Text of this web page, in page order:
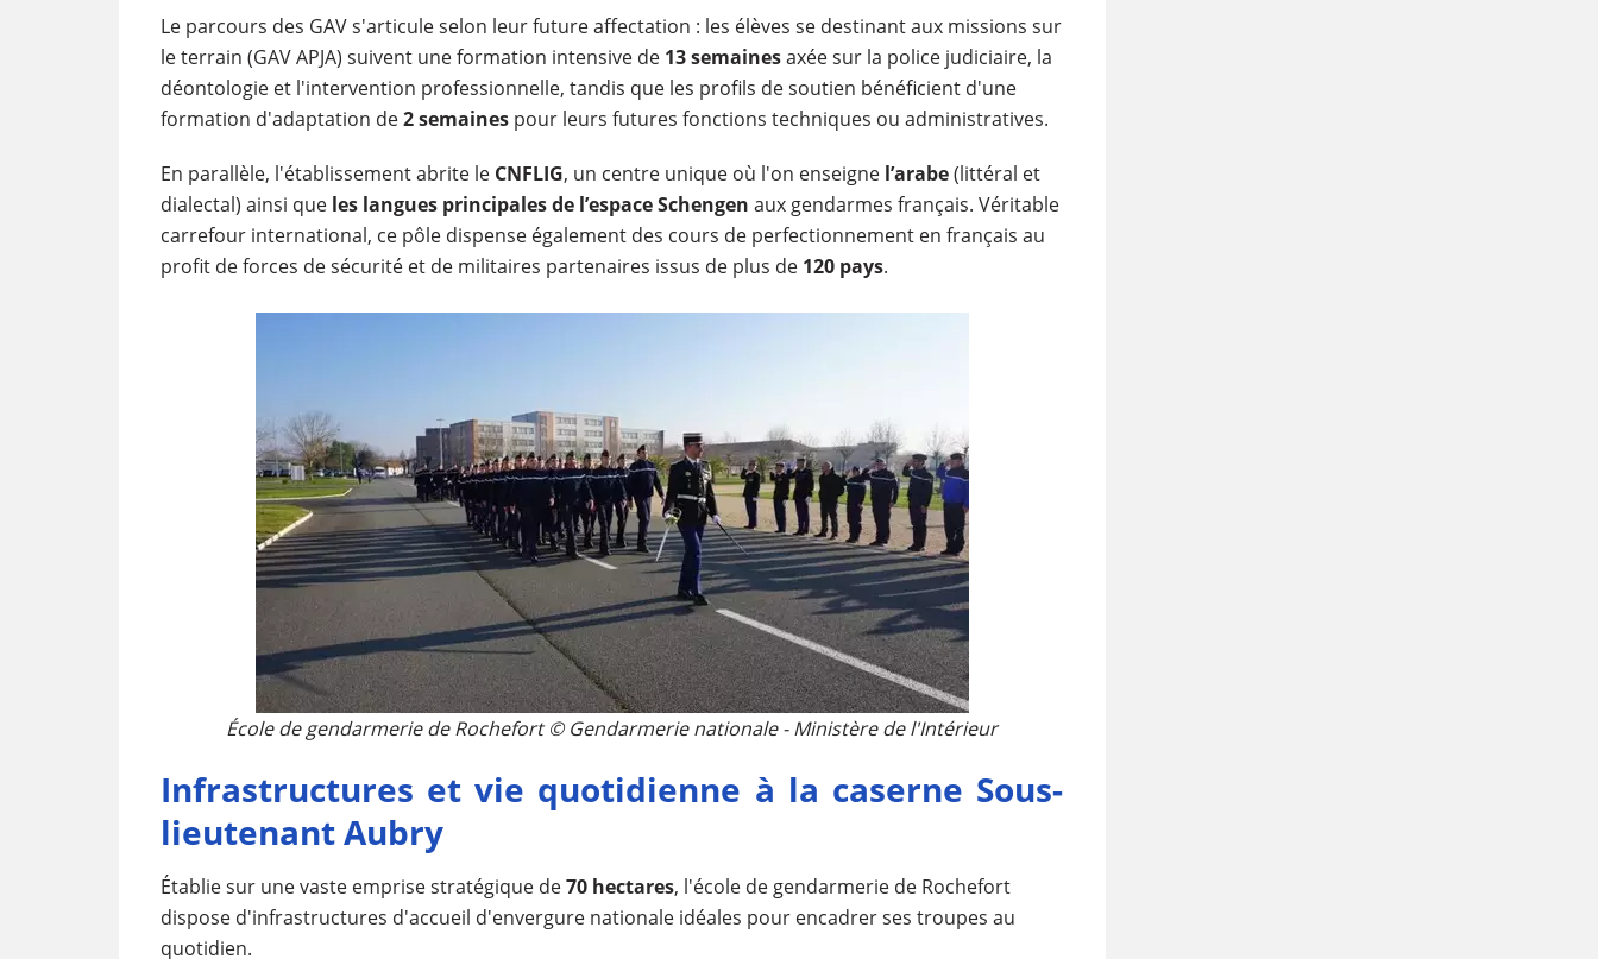
Le parcours des GAV s'articule selon leur future affectation : les élèves se destinant aux missions sur
le terrain (GAV APJA) suivent une formation intensive de13 semainesaxée sur la police judiciaire, la
déontologie et l'intervention professionnelle, tandis que les profils de soutien bénéficient d'une
formation d'adaptation de2 semainespour leurs futures fonctions techniques ou administratives.
En parallèle, l'établissement abrite le CNFLIG, un centre unique où l'on enseigne l’arabe(littéral et
dialectal) ainsi queles langues principales de l’espace Schengen aux gendarmes français. Véritable
carrefour international, ce pôle dispense également des cours de perfectionnement en français au
profit de forces de sécurité et de militaires partenaires issus de plus de 120 pays.
École de gendarmerie de Rochefort © Gendarmerie nationale - Ministère de l'Intérieur
Infrastructures et vie quotidienne à la caserne Sous-
lieutenant Aubry
Établie sur une vaste emprise stratégique de70 hectares, l'école de gendarmerie de Rochefort
dispose d'infrastructures d'accueil d'envergure nationale idéales pour encadrer ses troupes au
quotidien.